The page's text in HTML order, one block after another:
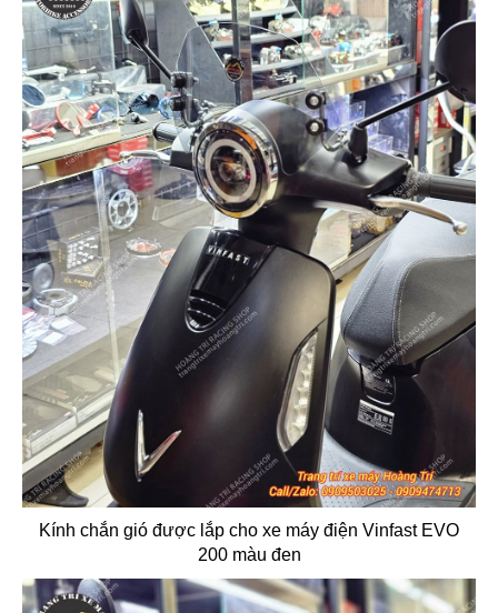
Kính chắn gió được lắp cho xe máy điện Vinfast EVO
200 màu đen